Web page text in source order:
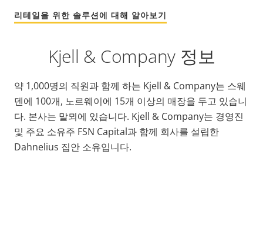
리테일을 위한 솔루션에 대해 알아보기
Kjell & Company 정보
약 1,000명의 직원과 함께 하는 Kjell & Company는 스웨
덴에 100개, 노르웨이에 15개 이상의 매장을 두고 있습니
다. 본사는 말뫼에 있습니다. Kjell & Company는 경영진
및 주요 소유주 FSN Capital과 함께 회사를 설립한
Dahnelius 집안 소유입니다.